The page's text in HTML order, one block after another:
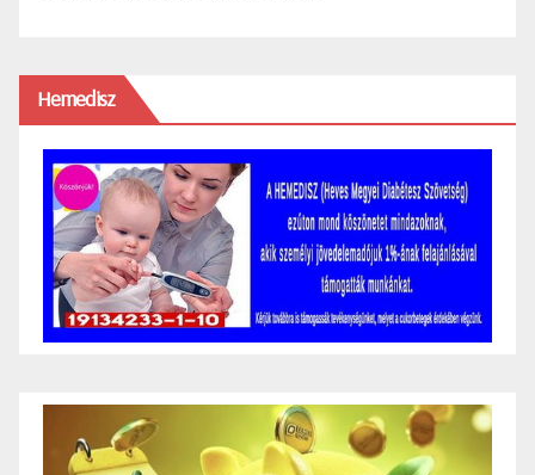
Hemedisz